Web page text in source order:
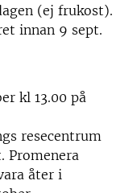
(ej frukost).
innan 9 sept.
kl 13.00 på
resecentrum
Promenera
åter i